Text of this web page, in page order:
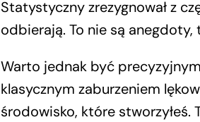
Statystyczny zrezygnował z
odbierają. To nie są anegdoty,
Warto jednak być
klasycznym zaburzeniem
środowisko, które stworzyłeś.